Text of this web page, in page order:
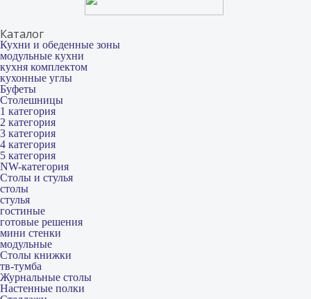
Каталог
Кухни и обеденные зоны
модульные кухни
кухня комплектом
кухонные углы
Буфеты
Столешницы
1 категория
2 категория
3 категория
4 категория
5 категория
NW-категория
Столы и стулья
столы
стулья
гостиные
готовые решения
мини стенки
модульные
Столы книжки
тв-тумба
Журнальные столы
Настенные полки